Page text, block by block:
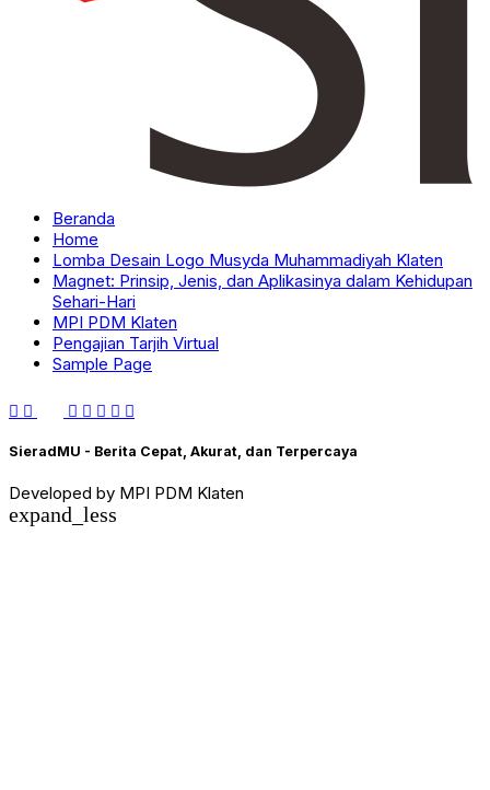
Beranda
Home
Lomba Desain Logo Musyda Muhammadiyah Klaten
Magnet: Prinsip, Jenis, dan Aplikasinya dalam Kehidupan
Sehari-Hari
MPI PDM Klaten
Pengajian Tarjih Virtual
Sample Page
SieradMU - Berita Cepat, Akurat, dan Terpercaya
Developed by MPI PDM Klaten
expand_less